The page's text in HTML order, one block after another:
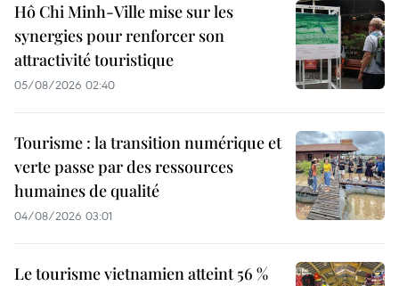
Hô Chi Minh-Ville mise sur les
synergies pour renforcer son
attractivité touristique
05/08/2026 02:40
Tourisme : la transition numérique et
verte passe par des ressources
humaines de qualité
04/08/2026 03:01
Le tourisme vietnamien atteint 56 %